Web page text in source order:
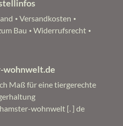
Navigation
überspringen
Versandkosten
Bau
Widerrufsrecht
wohnwelt.de
Maß für eine tiergerechte
wohnwelt [. ] de